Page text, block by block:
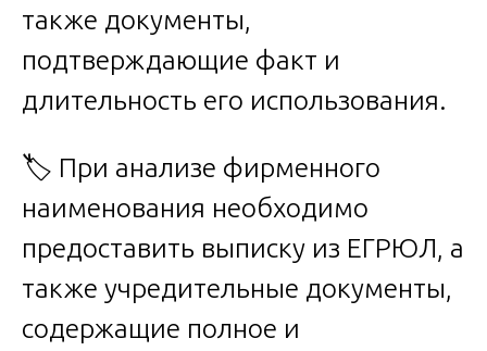
также документы,
подтверждающие факт и
длительность его использования.
🏷️ При анализе фирменного
наименования необходимо
предоставить выписку из ЕГРЮЛ, а
также учредительные документы,
содержащие полное и